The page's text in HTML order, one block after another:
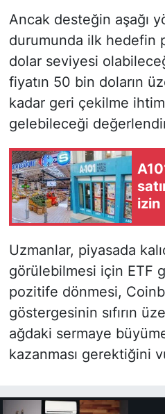
Ancak desteğin aşağı
durumunda ilk hedefin
dolar seviyesi
fiyatın 50 bin doların
kadar geri çekilme
gelebileceği
izin
Uzmanlar, piyasada
görülebilmesi için ETF
pozitife dönmesi,
göstergesinin sıfırın
ağdaki sermaye
kazanması gerektiğini